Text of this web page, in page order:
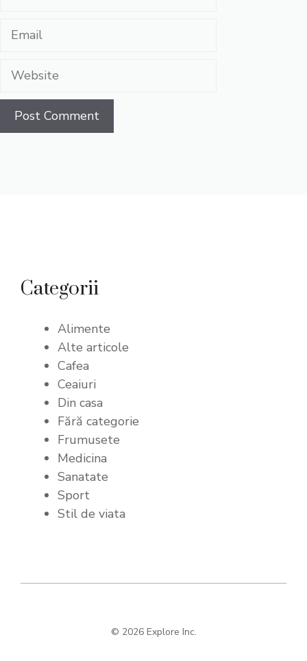
Email
Website
Categorii
Alimente
Alte articole
Cafea
Ceaiuri
Din casa
Fără categorie
Frumusete
Medicina
Sanatate
Sport
Stil de viata
© 2026 Explore Inc.